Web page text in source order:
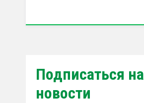
Подписаться на
новости